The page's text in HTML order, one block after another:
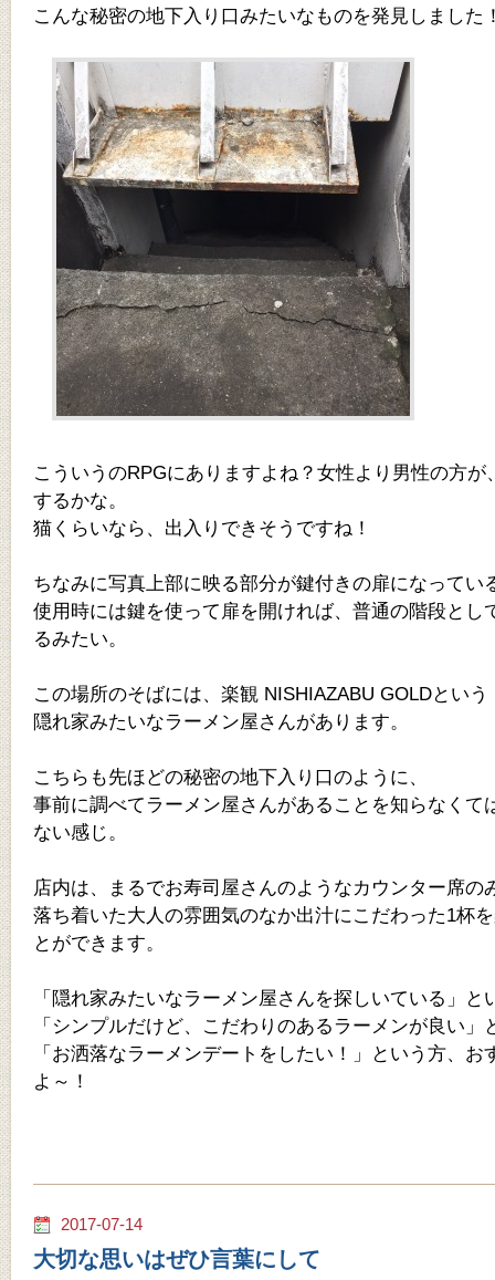
こんな秘密の地下入り口みたいなものを発見しました
こういうのRPGにありますよね？女性より男性の方が
するかな。
猫くらいなら、出入りできそうですね！
ちなみに写真上部に映る部分が鍵付きの扉になってい
使用時には鍵を使って扉を開ければ、普通の階段とし
るみたい。
この場所のそばには、楽観 NISHIAZABU GOLDという
隠れ家みたいなラーメン屋さんがあります。
こちらも先ほどの秘密の地下入り口のように、
事前に調べてラーメン屋さんがあることを知らなくて
ない感じ。
店内は、まるでお寿司屋さんのようなカウンター席の
落ち着いた大人の雰囲気のなか出汁にこだわった1杯
とができます。
「隠れ家みたいなラーメン屋さんを探しいている」と
「シンプルだけど、こだわりのあるラーメンが良い」
「お洒落なラーメンデートをしたい！」という方、お
よ～！
2017-07-14
大切な思いはぜひ言葉にして